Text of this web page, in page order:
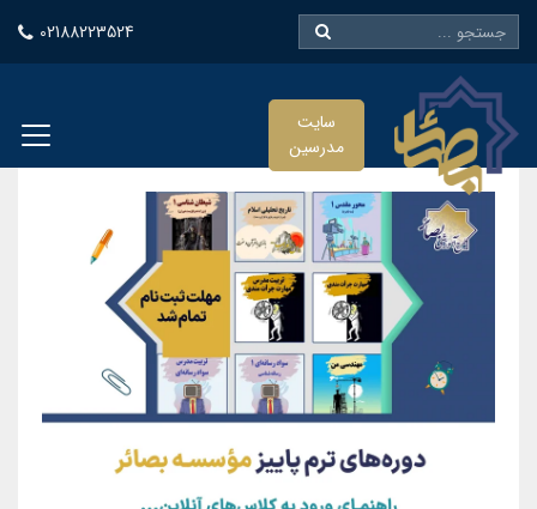
02188223524
سایت
مدرسین